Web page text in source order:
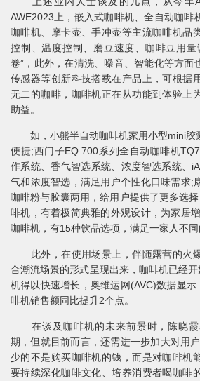
AWE2023上，嵌入式咖啡机、全自动咖啡
咖啡机、摩卡壶、手冲壶等主流咖啡机品
控制、温度控制、磨豆速度、咖啡豆用量
卷”，此外，在清洗、噪音、智能化等方面
传感器等创新科技搭载在产品上，可根据
无二的咖啡，咖啡机正在从功能到体验上
助益。
如，小熊半自动咖啡机家用小型mini胶
便捷;西门子EQ.700系列全自动咖啡机
作系统、香气智选系统、浓度智选系统、
气和浓度智选，满足用户个性化口味需求;
咖啡粉与胶囊两用，给用户提供了更多选
啡机，有着极简典雅的外观设计，为家居
咖啡机，有15种饮品选项，满足一家人不同
此外，在使用场景上，伴随露营的火
合潮流场景的形式呈现出来，咖啡机已经开
机得以快速增长，奥维运网(AVC)数据显
啡机销售额同比提升2个点。
在谈及咖啡机的未来前景时，陈晓霞
期，但就目前而言，还需进一步加大对用
少的不是购买咖啡机的钱，而是对咖啡机
要持续深化咖啡文化、培养消费者喝咖啡